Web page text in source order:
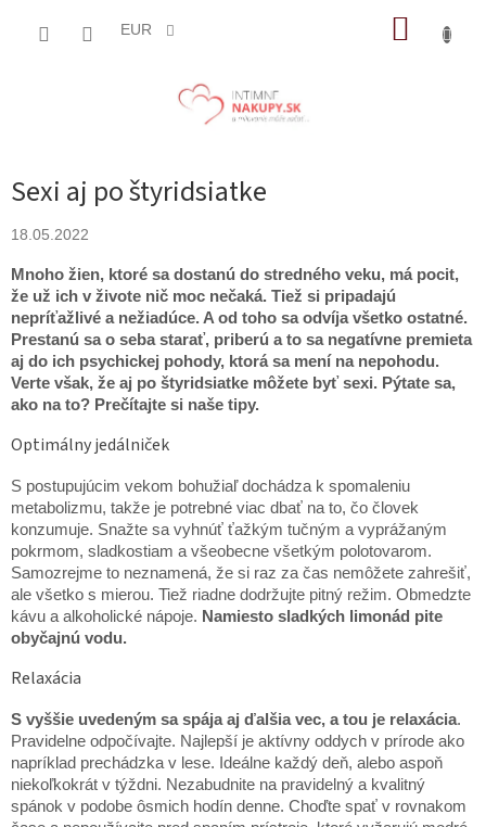
EUR
Sexi aj po štyridsiatke
18.05.2022
Mnoho žien, ktoré sa dostanú do stredného veku, má pocit,
že už ich v živote nič moc nečaká. Tiež si pripadajú
nepríťažlivé a nežiadúce. A od toho sa odvíja všetko ostatné.
Prestanú sa o seba starať, priberú a to sa negatívne premieta
aj do ich psychickej pohody, ktorá sa mení na nepohodu.
Verte však, že aj po štyridsiatke môžete byť sexi. Pýtate sa,
ako na to? Prečítajte si naše tipy.
Optimálny jedálniček
S postupujúcim vekom bohužiaľ dochádza k spomaleniu
metabolizmu, takže je potrebné viac dbať na to, čo človek
konzumuje. Snažte sa vyhnúť ťažkým tučným a vyprážaným
pokrmom, sladkostiam a všeobecne všetkým polotovarom.
Samozrejme to neznamená, že si raz za čas nemôžete zahrešiť,
ale všetko s mierou. Tiež riadne dodržujte pitný režim. Obmedzte
kávu a alkoholické nápoje. Namiesto sladkých limonád pite
obyčajnú vodu.
Relaxácia
S vyššie uvedeným sa spája aj ďalšia vec, a tou je relaxácia.
Pravidelne odpočívajte. Najlepší je aktívny oddych v prírode ako
napríklad prechádzka v lese. Ideálne každý deň, alebo aspoň
niekoľkokrát v týždni. Nezabudnite na pravidelný a kvalitný
spánok v podobe ôsmich hodín denne. Choďte spať v rovnakom